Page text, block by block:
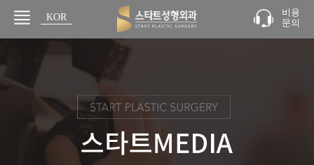
KOR
JPN
비용
문의